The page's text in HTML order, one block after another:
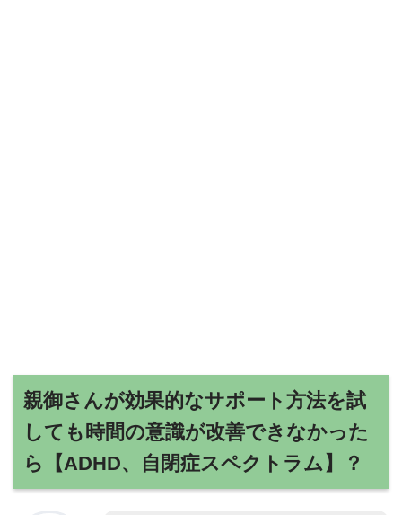
親御さんが効果的なサポート方法を試
しても時間の意識が改善できなかった
ら【ADHD、自閉症スペクトラム】？